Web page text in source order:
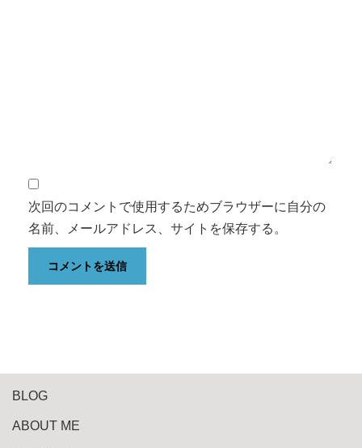
次回のコメントで使用するためブラウザーに自分の
名前、メールアドレス、サイトを保存する。
BLOG
ABOUT ME